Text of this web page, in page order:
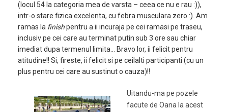
(locul 54 la categoria mea de varsta – ceea ce nu e rau :)),
intr-o stare fizica excelenta, cu febra musculara zero :). Am
ramas la finishpentru a ii incuraja pe cei ramasi pe traseu,
inclusiv pe cei care au terminat putin sub 3 ore sau chiar
imediat dupa termenul limita… Bravo lor, ii felicit pentru
atitudine!! Si, fireste, ii felicit si pe ceilalti participanti (cu un
plus pentru cei care au sustinut o cauza)!!
Uitandu-ma pe pozele
facute de Oana la acest